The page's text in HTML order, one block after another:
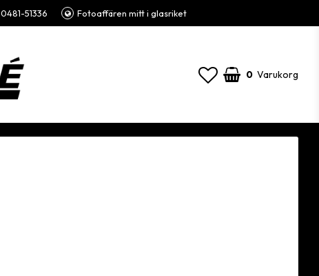
0481-51336 Fotoaffären mitt i glasriket
0 Varukorg